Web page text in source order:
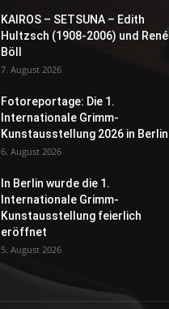
KAIROS – SETSUNA – Edith
Hultzsch (1908-2006) und René
Böll
7. August 2026
Fotoreportage: Die 1.
Internationale Grimm-
Kunstausstellung 2026 in Berlin
6. August 2026
In Berlin wurde die 1.
Internationale Grimm-
Kunstausstellung feierlich
eröffnet
5. August 2026